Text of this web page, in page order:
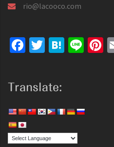
rio@lacooco.com
Facebook
Twitter
Hatena
Line
Translate: